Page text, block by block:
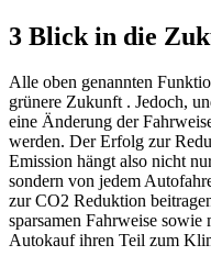
3 Blick in die
Alle oben genannten
grünere Zukunft . Jedoch,
eine Änderung der
werden. Der Erfolg zur
Emission hängt also nicht
sondern von jedem
zur CO2 Reduktion
sparsamen Fahrweise
Autokauf ihren Teil zum